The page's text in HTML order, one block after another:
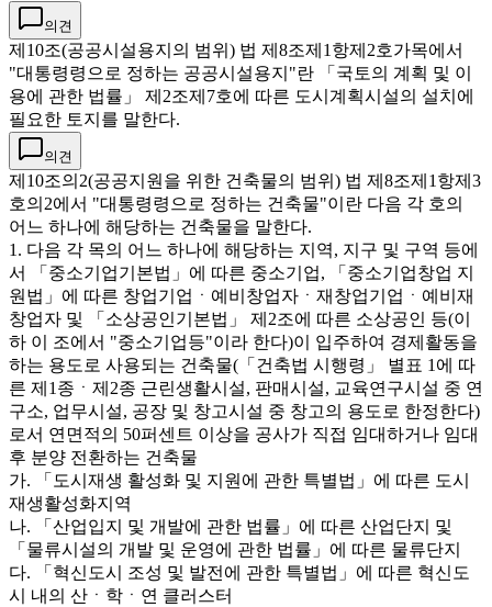
의견
제10조(공공시설용지의 범위) 법 제8조제1항제2호가목에서
"대통령령으로 정하는 공공시설용지"란 「국토의 계획 및 이
용에 관한 법률」 제2조제7호에 따른 도시계획시설의 설치에
필요한 토지를 말한다.
의견
제10조의2(공공지원을 위한 건축물의 범위) 법 제8조제1항제3
호의2에서 "대통령령으로 정하는 건축물"이란 다음 각 호의
어느 하나에 해당하는 건축물을 말한다.
1. 다음 각 목의 어느 하나에 해당하는 지역, 지구 및 구역 등에
서 「중소기업기본법」에 따른 중소기업, 「중소기업창업 지
원법」에 따른 창업기업ㆍ예비창업자ㆍ재창업기업ㆍ예비재
창업자 및 「소상공인기본법」 제2조에 따른 소상공인 등(이
하 이 조에서 "중소기업등"이라 한다)이 입주하여 경제활동을
하는 용도로 사용되는 건축물(「건축법 시행령」 별표 1에 따
른 제1종ㆍ제2종 근린생활시설, 판매시설, 교육연구시설 중 연
구소, 업무시설, 공장 및 창고시설 중 창고의 용도로 한정한다)
로서 연면적의 50퍼센트 이상을 공사가 직접 임대하거나 임대
후 분양 전환하는 건축물
가. 「도시재생 활성화 및 지원에 관한 특별법」에 따른 도시
재생활성화지역
나. 「산업입지 및 개발에 관한 법률」에 따른 산업단지 및
「물류시설의 개발 및 운영에 관한 법률」에 따른 물류단지
다. 「혁신도시 조성 및 발전에 관한 특별법」에 따른 혁신도
시 내의 산ㆍ학ㆍ연 클러스터